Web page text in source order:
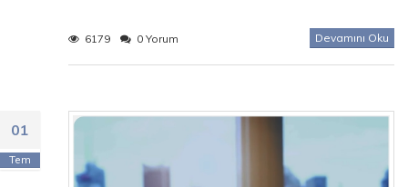
6179 0 Yorum Devamını Oku
01
Tem